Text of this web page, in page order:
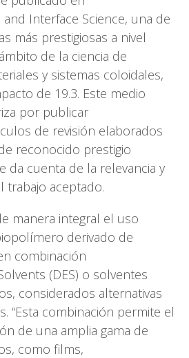
Interface Science, una de
más prestigiosas a nivel
de la ciencia de
y sistemas coloidales,
de 19.3. Este medio
por publicar
de revisión elaborados
reconocido prestigio
da cuenta de la relevancia y
trabajo aceptado.
manera integral el uso
derivado de
combinación
(DES) o solventes
considerados alternativas
“Esta combinación permite el
de una amplia gama de
como films,